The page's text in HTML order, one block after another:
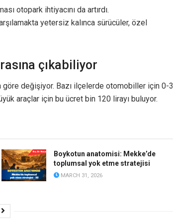
otopark ihtiyacını da artırdı.
yetersiz kalınca sürücüler, özel
çıkabiliyor
değişiyor. Bazı ilçelerde otomobiller için 0-3
araçlar için bu ücret bin 120 lirayı buluyor.
Boykotun anatomisi: Mekke’de
toplumsal yok etme stratejisi
MARCH 31, 2026